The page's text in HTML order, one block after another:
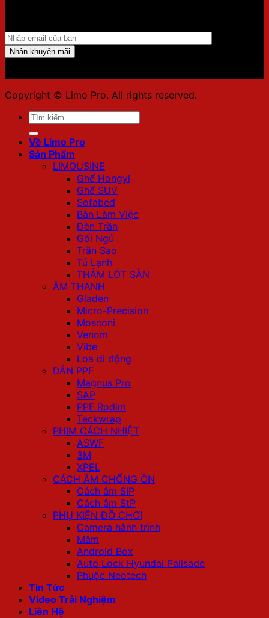
Copyright © Limo Pro. All rights reserved.
Tìm
kiếm:
Về Limo Pro
Sản Phẩm
LIMOUSINE
Ghế Hongyi
Ghế SUV
Sofabed
Bàn Làm Việc
Đèn Trần
Gối Ngủ
Trần Sao
Tủ Lạnh
THẢM LÓT SÀN
ÂM THANH
Gladen
Micro-Precision
Mosconi
Venom
Vibe
Loa di động
DÁN PPF
Magnus Pro
SAP
PPF Rodim
Teckwrap
PHIM CÁCH NHIỆT
ASWF
3M
XPEL
CÁCH ÂM CHỐNG ỒN
Cách âm SIP
Cách âm StP
PHỤ KIỆN ĐỒ CHƠI
Camera hành trình
Mâm
Android Box
Auto Lock Hyundai Palisade
Phuộc Neotech
Tin Tức
Video Trải Nghiệm
Liên Hệ